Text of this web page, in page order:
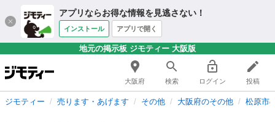
アプリならお得な情報を見逃さない！
インストール アプリで開く
地元の掲示板 ジモティー 大阪版
大阪府 検索 ログイン 投稿
ジモティー 売ります・あげます その他 大阪府のその他 松原市